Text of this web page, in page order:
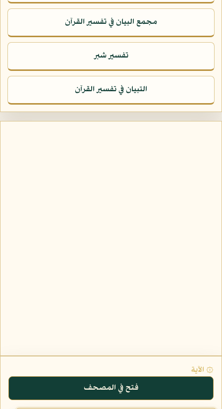
مجمع البيان في تفسير القرآن
تفسير شبر
التبيان في تفسير القرآن
۞ الآية
فتح في المصحف